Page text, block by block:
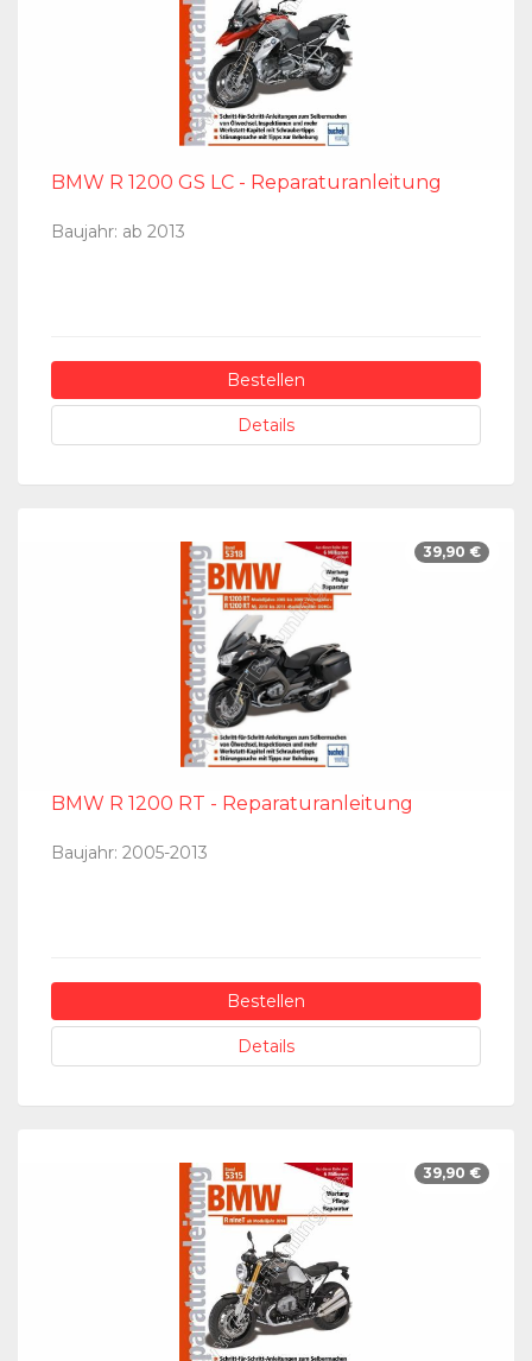
BMW R 1200 GS LC - Reparaturanleitung
Baujahr: ab 2013
Bestellen
Details
39,90 €
BMW R 1200 RT - Reparaturanleitung
Baujahr: 2005-2013
Bestellen
Details
39,90 €